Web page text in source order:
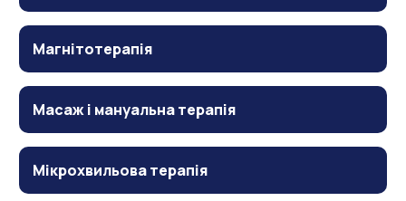
Магнітотерапія
Масаж і мануальна терапія
Мікрохвильова терапія